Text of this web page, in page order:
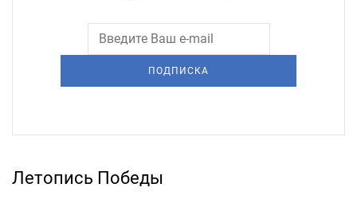
ПОДПИСКА
Летопись Победы